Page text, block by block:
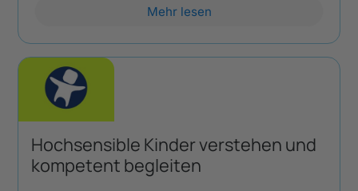
Mehr lesen
Hochsensible Kinder verstehen und
kompetent begleiten